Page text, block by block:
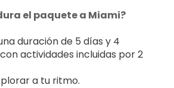
el paquete a Miami?
duración de 5 días y 4
actividades incluidas por 2
a tu ritmo.